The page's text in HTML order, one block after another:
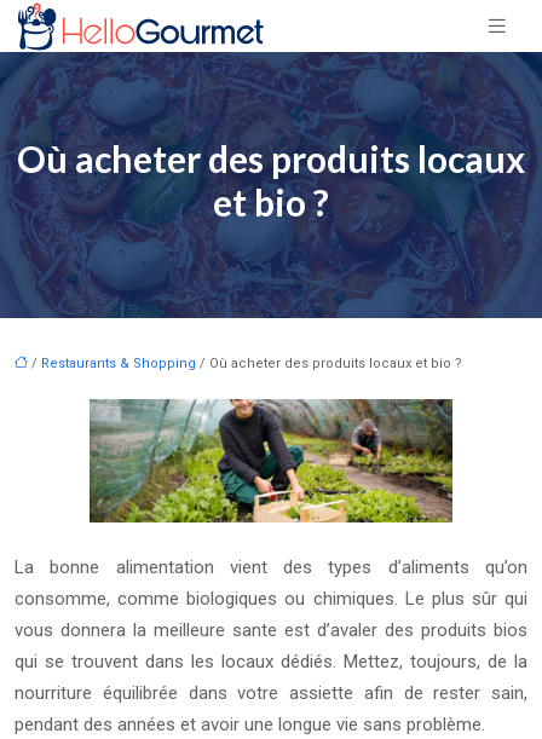
Où acheter des produits locaux
et bio ?
/ Restaurants & Shopping / Où acheter des produits locaux et bio ?
La bonne alimentation vient des types d’aliments qu’on
consomme, comme biologiques ou chimiques. Le plus sûr qui
vous donnera la meilleure sante est d’avaler des produits bios
qui se trouvent dans les locaux dédiés. Mettez, toujours, de la
nourriture équilibrée dans votre assiette afin de rester sain,
pendant des années et avoir une longue vie sans problème.